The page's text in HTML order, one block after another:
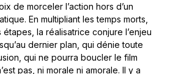
de morceler l’action hors d’un
En multipliant les temps morts,
la réalisatrice conjure l’enjeu
dernier plan, qui dénie toute
qui ne pourra boucler le film
pas, ni morale ni amorale. Il y a